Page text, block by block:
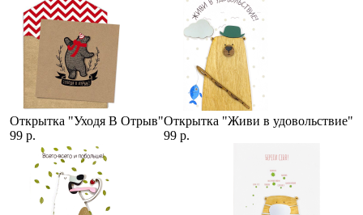
Открытка "Уходя В Отрыв"
99 р.
Открытка "Живи в удовольствие"
99 р.